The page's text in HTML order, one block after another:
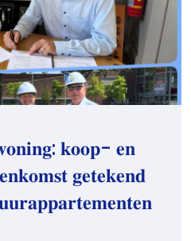
𝐤𝐨𝐨𝐩- 𝐞𝐧
𝐠𝐞𝐭𝐞𝐤𝐞𝐧𝐝